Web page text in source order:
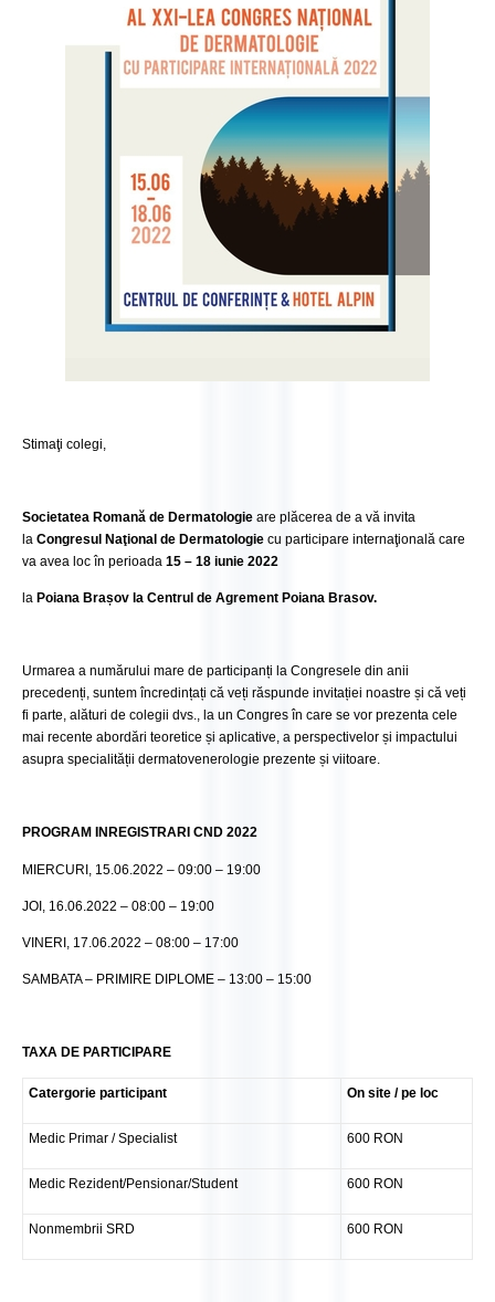
Stimaţi colegi,
Societatea Romană de Dermatologie are plăcerea de a vă invita
la Congresul Naţional de Dermatologie cu participare internaţională care
va avea loc în perioada 15 – 18 iunie 2022
la Poiana Brașov la Centrul de Agrement Poiana Brasov.
Urmarea a numărului mare de participanți la Congresele din anii
precedenți, suntem încredințați că veți răspunde invitației noastre și că veți
fi parte, alături de colegii dvs., la un Congres în care se vor prezenta cele
mai recente abordări teoretice și aplicative, a perspectivelor și impactului
asupra specialității dermatovenerologie prezente și viitoare.
PROGRAM INREGISTRARI CND 2022
MIERCURI, 15.06.2022 – 09:00 – 19:00
JOI, 16.06.2022 – 08:00 – 19:00
VINERI, 17.06.2022 – 08:00 – 17:00
SAMBATA – PRIMIRE DIPLOME – 13:00 – 15:00
TAXA DE PARTICIPARE
Catergorie participant On site / pe loc
Medic Primar / Specialist 600 RON
Medic Rezident/Pensionar/Student 600 RON
Nonmembrii SRD 600 RON